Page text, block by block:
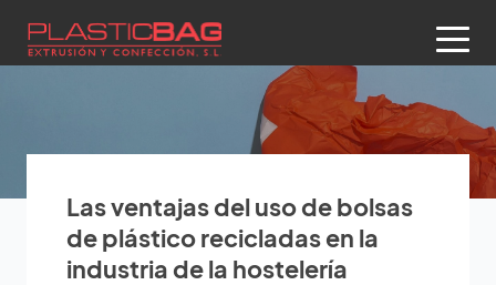
Las ventajas del uso de bolsas
de plástico recicladas en la
industria de la hostelería